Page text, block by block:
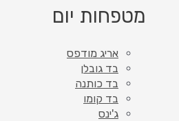
מטפחות יום
אריג מודפס
בד גובלן
בד כותנה
בד קומו
ג'ינס